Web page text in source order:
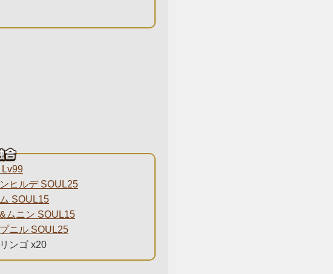
Lv99
ヒルデ SOUL25
SOUL15
ムニン SOUL15
ニル SOUL25
ンゴ x20